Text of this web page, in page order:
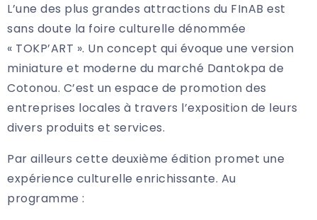
L’une des plus grandes attractions du FInAB est
sans doute la foire culturelle dénommée
« TOKP’ART ». Un concept qui évoque une version
miniature et moderne du marché Dantokpa de
Cotonou. C’est un espace de promotion des
entreprises locales à travers l’exposition de leurs
divers produits et services.
Par ailleurs cette deuxième édition promet une
expérience culturelle enrichissante. Au
programme :